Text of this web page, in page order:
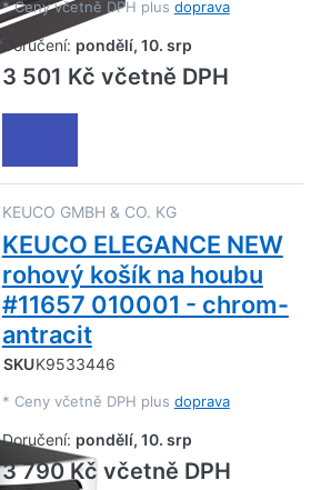
* Ceny včetně DPH plus doprava
Doručení: pondělí, 10. srp
3 501 Kč včetně DPH
KEUCO GMBH & CO. KG
KEUCO ELEGANCE NEW
rohový košík na houbu
#11657 010001 - chrom-
antracit
SKUK9533446
* Ceny včetně DPH plus doprava
Doručení: pondělí, 10. srp
3 790 Kč včetně DPH